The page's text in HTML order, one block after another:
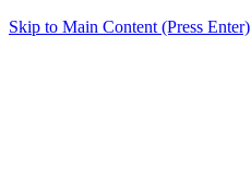
Skip to Main Content (Press Enter)